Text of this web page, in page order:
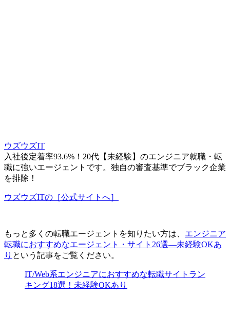
ウズウズIT
入社後定着率93.6%！20代【未経験】のエンジニア就職・転
職に強いエージェントです。独自の審査基準でブラック企業
を排除！
ウズウズITの［公式サイトへ］
もっと多くの転職エージェントを知りたい方は、 エンジニア
転職におすすめなエージェント・サイト26選―未経験OKあ
り という記事をご覧ください。
IT/Web系エンジニアにおすすめな転職サイトラン
キング18選！未経験OKあり